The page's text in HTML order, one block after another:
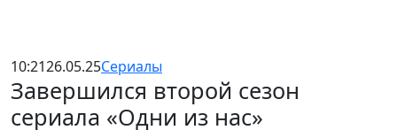
10:2126.05.25Сериалы
Завершился второй сезон
сериала «Одни из нас»